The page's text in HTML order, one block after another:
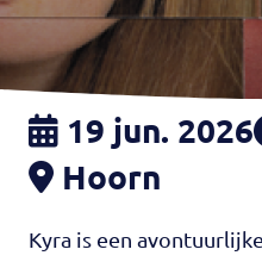
19 jun. 2026
Hoorn
Kyra is een